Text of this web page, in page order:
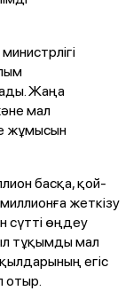
Жаңа
мал
жұмысын
басқа, қой-
жеткізу
сүтті өңдеу
тұқымды мал
егіс
отыр.